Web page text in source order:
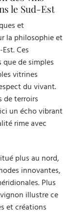
le Sud-Est
et
la philosophie et
Ces
de simples
vitrines
du vivant.
de terroirs
un écho vibrant
rime avec
plus au nord,
innovantes,
Plus
illustre ce
et créations